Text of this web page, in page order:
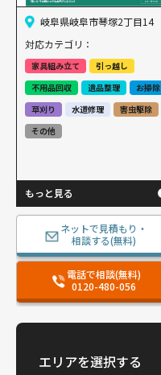
岐阜県岐阜市琴塚2丁目14
対応カテゴリ：
家具組み立て
引っ越し
不用品回収
遺品整理
お掃除
草刈り
水道修理
害虫駆除
その他
もっと見る
ネットで見積もり・
相談する(無料)
電話で相談(無料)
0120-480-056
エリアを選択する